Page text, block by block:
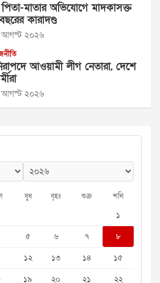
পিতা-মাতার অভিযোগে মাদকাসক্ত
কারাদণ্ড
আগস্ট ২০২৬
আওয়ামী লীগ নেতারা, দেশে
আগস্ট ২০২৬
বুধ বৃহঃ শুক্র শনি
১
৫ ৬ ৭
৮
১২ ১৩ ১৪
১৫
১৯ ২০ ২১ ২২